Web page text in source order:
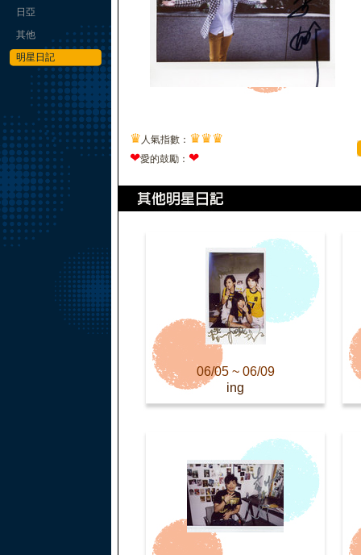
日亞
其他
明星日記
♛ 人氣指數： ♛♛♛
❤愛的鼓勵： ❤
06/05 ~ 06/09
ing